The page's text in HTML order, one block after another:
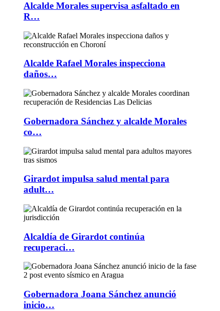
Alcalde Morales supervisa asfaltado en
R…
Alcalde Rafael Morales inspecciona
daños…
Gobernadora Sánchez y alcalde Morales
co…
Girardot impulsa salud mental para
adult…
Alcaldía de Girardot continúa
recuperaci…
Gobernadora Joana Sánchez anunció
inicio…